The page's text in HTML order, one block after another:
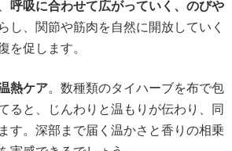
呼吸に合わせて広がっていく、のびや
し、関節や筋肉を自然に開放していく
を促します。
熱ケア。数種類のタイハーブを布で包
ると、じんわりと温もりが伝わり、同
す。深部まで届く温かさと香りの相乗